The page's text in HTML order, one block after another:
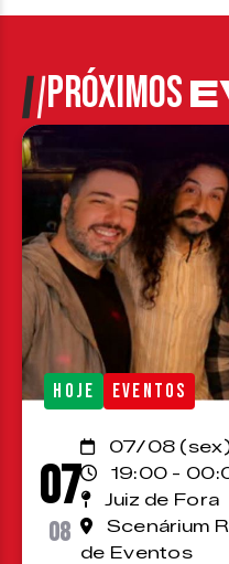
PRÓXIMOS
HOJE EVENTOS
07
08
07/08
19:00 -
Juiz de Fora
Scenárium
de Eventos